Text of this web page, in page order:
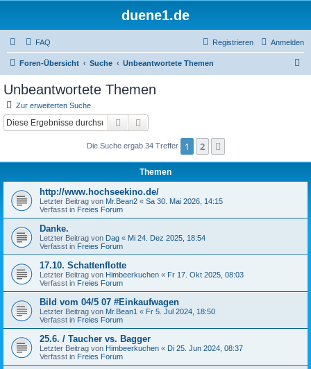
duene1.de
FAQ Anmelden
Registrieren
Foren-Übersicht Suche Unbeantwortete Themen
Unbeantwortete Themen
Zur erweiterten Suche
Suche
Die Suche ergab 34 Treffer 1 2
Themen
http://www.hochseekino.de/
Letzter Beitrag von Mr.Bean2 « Sa 30. Mai 2026, 14:15
Verfasst in Freies Forum
Danke.
Letzter Beitrag von Dag « Mi 24. Dez 2025, 18:54
Verfasst in Freies Forum
17.10. Schattenflotte
Letzter Beitrag von Himbeerkuchen « Fr 17. Okt 2025, 08:03
Verfasst in Freies Forum
Bild vom 04/5 07 #Einkaufwagen
Letzter Beitrag von Mr.Bean1 « Fr 5. Jul 2024, 18:50
Verfasst in Freies Forum
25.6. / Taucher vs. Bagger
Letzter Beitrag von Himbeerkuchen « Di 25. Jun 2024, 08:37
Verfasst in Freies Forum